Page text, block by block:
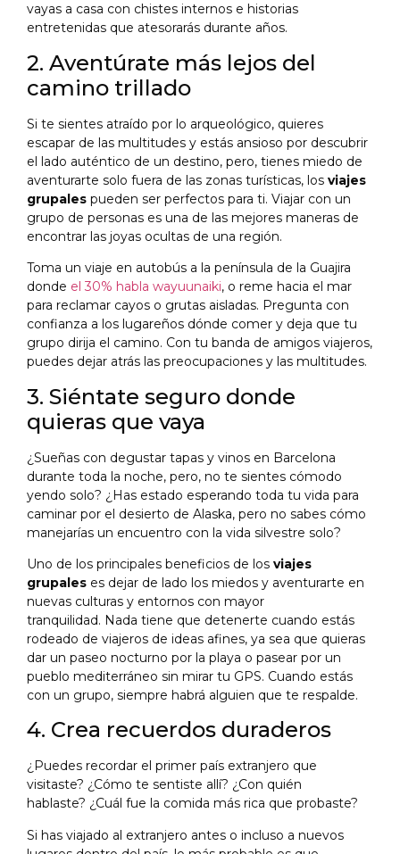
vayas a casa con chistes internos e historias
entretenidas que atesorarás durante años.
2. Aventúrate más lejos del
camino trillado
Si te sientes atraído por lo arqueológico, quieres
escapar de las multitudes y estás ansioso por descubrir
el lado auténtico de un destino, pero, tienes miedo de
aventurarte solo fuera de las zonas turísticas, los viajes
grupales pueden ser perfectos para ti. Viajar con un
grupo de personas es una de las mejores maneras de
encontrar las joyas ocultas de una región.
Toma un viaje en autobús a la península de la Guajira
donde el 30% habla wayuunaiki, o reme hacia el mar
para reclamar cayos o grutas aisladas. Pregunta con
confianza a los lugareños dónde comer y deja que tu
grupo dirija el camino. Con tu banda de amigos viajeros,
puedes dejar atrás las preocupaciones y las multitudes.
3. Siéntate seguro donde
quieras que vaya
¿Sueñas con degustar tapas y vinos en Barcelona
durante toda la noche, pero, no te sientes cómodo
yendo solo? ¿Has estado esperando toda tu vida para
caminar por el desierto de Alaska, pero no sabes cómo
manejarías un encuentro con la vida silvestre solo?
Uno de los principales beneficios de los viajes
grupales es dejar de lado los miedos y aventurarte en
nuevas culturas y entornos con mayor
tranquilidad. Nada tiene que detenerte cuando estás
rodeado de viajeros de ideas afines, ya sea que quieras
dar un paseo nocturno por la playa o pasear por un
pueblo mediterráneo sin mirar tu GPS. Cuando estás
con un grupo, siempre habrá alguien que te respalde.
4. Crea recuerdos duraderos
¿Puedes recordar el primer país extranjero que
visitaste? ¿Cómo te sentiste allí? ¿Con quién
hablaste? ¿Cuál fue la comida más rica que probaste?
Si has viajado al extranjero antes o incluso a nuevos